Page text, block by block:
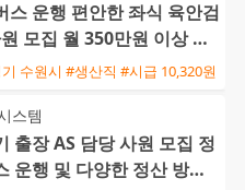
스 운행 편안한 좌식 육안검
모집 월 350만원 이상 가
수원시 #생산직 #시급 10,320원
스템
출장 AS 담당 사원 모집 정
운행 및 다양한 정산 방식